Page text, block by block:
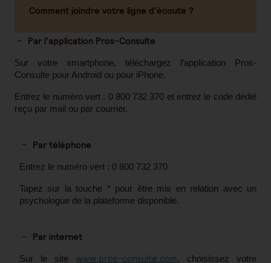
Comment joindre votre ligne d’écoute ?
Par l’application Pros-Consulte
Sur votre smartphone, téléchargez l’application Pros-
Consulte pour Android ou pour iPhone.
Entrez le numéro vert : 0 800 732 370 et entrez le code dédié
reçu par mail ou par courrier.
Par téléphone
Entrez le numéro vert : 0 800 732 370
Tapez sur la touche * pour être mis en relation avec un
psychologue de la plateforme disponible.
Par internet
Sur le site www.pros-consulte.com, choisissez votre